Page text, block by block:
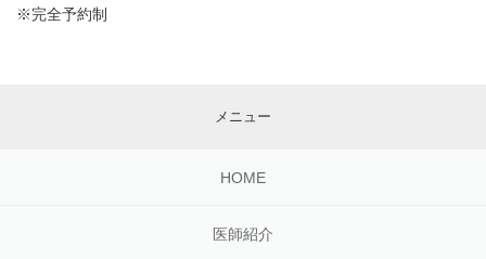
※完全予約制
メニュー
HOME
医師紹介